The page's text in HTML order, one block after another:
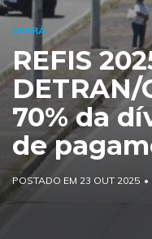
CEARÁ
REFIS
70% da
de
POSTADO EM 23 OUT 2025